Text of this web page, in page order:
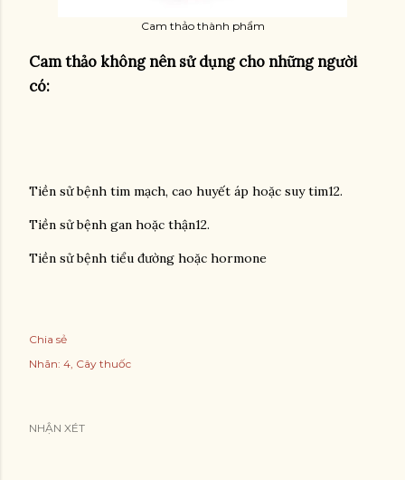
Cam thảo thành phẩm
Cam thảo không nên sử dụng cho những người
có:
Tiền sử bệnh tim mạch, cao huyết áp hoặc suy tim12.
Tiền sử bệnh gan hoặc thận12.
Tiền sử bệnh tiểu đường hoặc hormone
Chia sẻ
Nhãn: 4 Cây thuốc
NHẬN XÉT